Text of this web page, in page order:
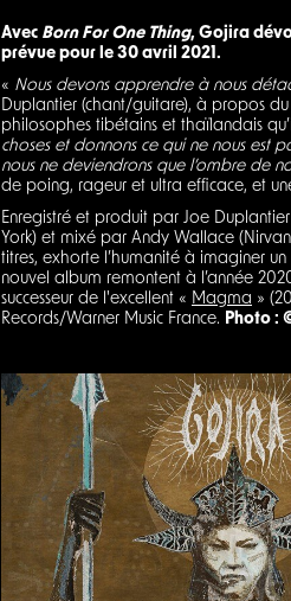
Avec Born For One Thing, Gojira
prévue pour le 30 avril 2021.
« Nous devons apprendre à nous
Duplantier (chant/guitare), à propos
philosophes tibétains et thaïlandais
choses et donnons ce qui ne nous est
nous ne deviendrons que l’ombre de
de poing, rageur et ultra efficace, et
Enregistré et produit par Joe
York) et mixé par Andy Wallace
titres, exhorte l’humanité à imaginer
nouvel album remontent à l’année
successeur de l'excellent « Magma »
Records/Warner Music France. Photo :